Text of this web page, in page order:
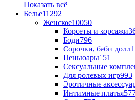
Показать всё
Белье11292
Женское10050
Корсеты и корсажи
Боди796
Сорочки, беби-долл
Пеньюары151
Сексуальные
Для ролевых игр993
Эротичные
Интимные платья577